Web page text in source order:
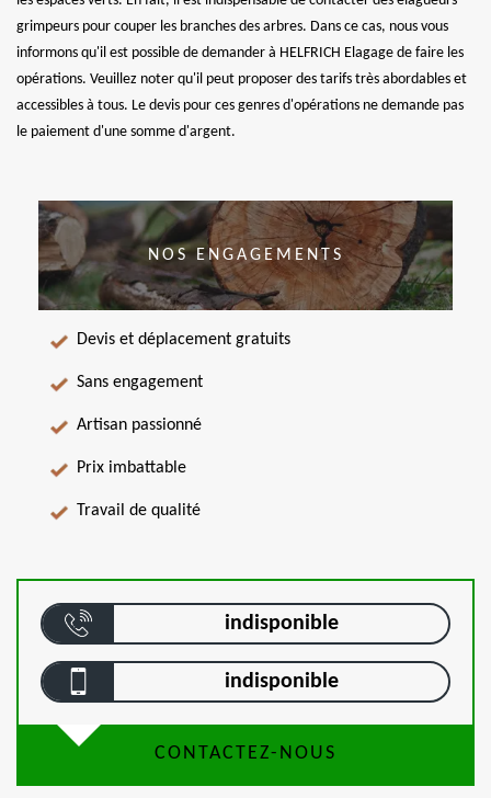
grimpeurs pour couper les branches des arbres. Dans ce cas, nous vous
informons qu'il est possible de demander à HELFRICH Elagage de faire les
opérations. Veuillez noter qu'il peut proposer des tarifs très abordables et
accessibles à tous. Le devis pour ces genres d'opérations ne demande pas
le paiement d'une somme d'argent.
NOS ENGAGEMENTS
Devis et déplacement gratuits
Sans engagement
Artisan passionné
Prix imbattable
Travail de qualité
indisponible
indisponible
CONTACTEZ-NOUS